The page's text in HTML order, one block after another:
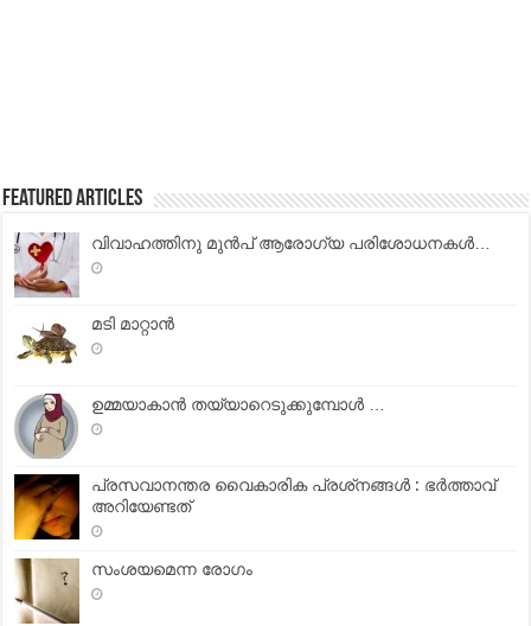
Featured Articles
വിവാഹത്തിനു മുൻപ് ആരോഗ്യ പരിശോധനകൾ…
മടി മാറ്റാന്‍
ഉമ്മയാകാന്‍ തയ്യാറെടുക്കുമ്പോള്‍ …
പ്രസവാനന്തര വൈകാരിക പ്രശ്‌നങ്ങള്‍ : ഭര്‍ത്താവ്
അറിയേണ്ടത്
സംശയമെന്ന രോഗം